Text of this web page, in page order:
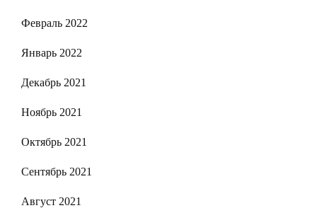
Февраль 2022
Январь 2022
Декабрь 2021
Ноябрь 2021
Октябрь 2021
Сентябрь 2021
Август 2021